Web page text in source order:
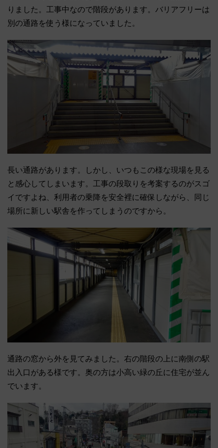
りました。工事中なので階段があります。バリアフリーは
別の通路を使う様になっていました。
長い通路があります。しかし、いつもこの様な現場を見る
と感心してしまいます。工事の段取りを考案するのがスゴ
イですよね、利用者の乗降を安全裡に確保しながら、同じ
場所に新しい駅舎を作ってしまうのですから。
通路の窓から外を見てみました。右の階段の上に南側の駅
出入口がある様です。奥の方は小高い緑の丘に住宅が並ん
でいます。